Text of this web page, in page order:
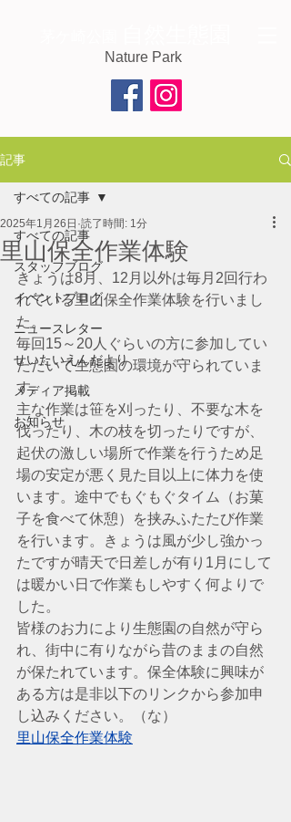
Nature Park
記事
すべての記事
スタッフブログ
イベントブログ
ニュースレター
せいたいえんだより
メディア掲載
お知らせ
すべての記事
里山保全作業体験
2025年1月26日 読了時間: 1分
きょうは8月、12月以外は毎月2回行わ
れている里山保全作業体験を行いまし
た。
毎回15～20人ぐらいの方に参加してい
ただいて生態園の環境が守られていま
す。
主な作業は笹を刈ったり、不要な木を
伐ったり、木の枝を切ったりですが、
起伏の激しい場所で作業を行うため足
場の安定が悪く見た目以上に体力を使
います。途中でもぐもぐタイム（お菓
子を食べて休憩）を挟みふたたび作業
を行います。きょうは風が少し強かっ
たですが晴天で日差しが有り1月にして
は暖かい日で作業もしやすく何よりで
した。
皆様のお力により生態園の自然が守ら
れ、街中に有りながら昔のままの自然
が保たれています。保全体験に興味が
ある方は是非以下のリンクから参加申
し込みください。（な）
里山保全作業体験